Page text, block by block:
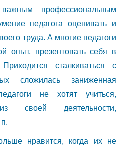
профессиональным
педагога оценивать и
труда. А многие педагоги
опыт, презентовать себя в
сталкиваться с
сложилась заниженная
не хотят учиться,
своей деятельности,
нравится, когда их не